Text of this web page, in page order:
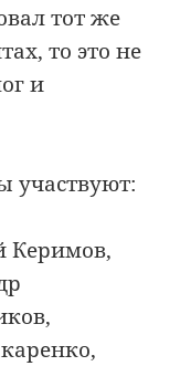
тот же
то это не
и
участвуют:
Керимов,